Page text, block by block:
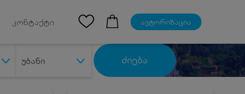
კონტაქტი ავტორიზაცია
უბანი ძიება